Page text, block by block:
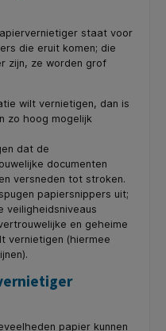
staat voor
die eruit komen; die
zijn, ze worden grof
wilt vernietigen, dan is
zo hoog mogelijk
dat de
documenten
versneden tot stroken.
papiersnippers uit;
veiligheidsniveaus
en geheime
vernietigen (hiermee
papier kunnen